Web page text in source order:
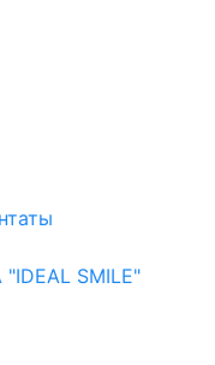
SMILE"